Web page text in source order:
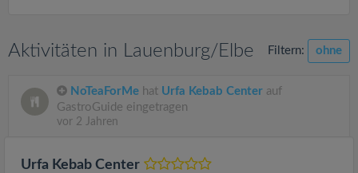
Aktivitäten in Lauenburg/Elbe Filtern: ohne
NoTeaForMe hat Urfa Kebab Center auf
GastroGuide eingetragen
vor 2 Jahren
Urfa Kebab Center